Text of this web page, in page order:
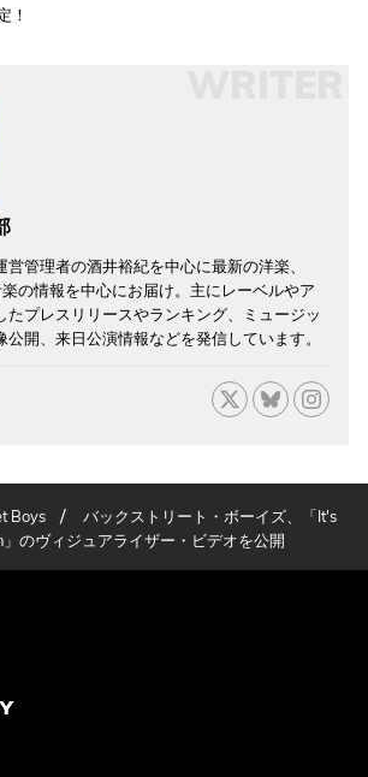
！
営管理者の酒井裕紀を中心に最新の洋楽、
の情報を中心にお届け。主にレーベルやア
たプレスリリースやランキング、ミュージッ
公開、来日公演情報などを発信しています。
Boys /
バックストリート・ボーイズ、「It's
のヴィジュアライザー・ビデオを公開